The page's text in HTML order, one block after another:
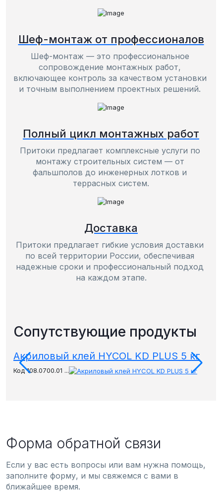
Шеф-монтаж от профессионалов
Шеф-монтаж — это профессиональное
сопровождение монтажных работ,
включающее контроль за качеством установки
и точным выполнением проектных решений.
Полный цикл монтажных работ
Притоки предлагает комплексные услуги по
монтажу строительных систем — от
фальшполов до инженерных лотков и
террасных систем.
Доставка
Притоки предлагает гибкие условия доставки
по всей территории России, обеспечивая
надежные сроки и профессиональный подход
на каждом этапе.
Сопутствующие продукты
Акриловый клей HYCOL KD PLUS 5 кг
Код 108.0700.01 ...
Форма обратной связи
Если у вас есть вопросы или вам нужна помощь,
заполните форму, и мы свяжемся с вами в
ближайшее время.